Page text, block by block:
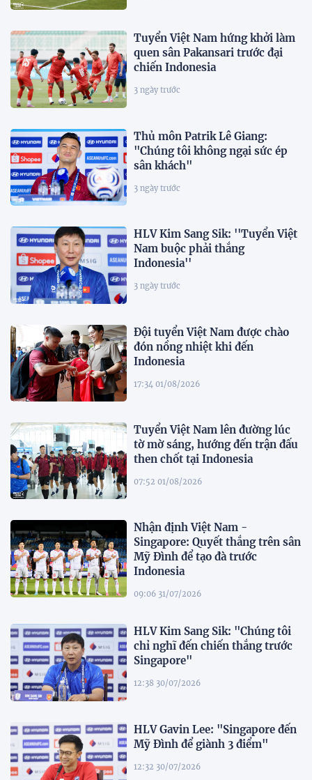
Tuyển Việt Nam hứng khởi làm
quen sân Pakansari trước đại
chiến Indonesia
3 ngày trước
Thủ môn Patrik Lê Giang:
"Chúng tôi không ngại sức ép
sân khách"
3 ngày trước
HLV Kim Sang Sik: ''Tuyển Việt
Nam buộc phải thắng
Indonesia''
3 ngày trước
Đội tuyển Việt Nam được chào
đón nồng nhiệt khi đến
Indonesia
17:34 01/08/2026
Tuyển Việt Nam lên đường lúc
tờ mờ sáng, hướng đến trận đấu
then chốt tại Indonesia
07:52 01/08/2026
Nhận định Việt Nam -
Singapore: Quyết thắng trên sân
Mỹ Đình để tạo đà trước
Indonesia
09:06 31/07/2026
HLV Kim Sang Sik: "Chúng tôi
chỉ nghĩ đến chiến thắng trước
Singapore"
12:38 30/07/2026
HLV Gavin Lee: "Singapore đến
Mỹ Đình để giành 3 điểm"
12:32 30/07/2026